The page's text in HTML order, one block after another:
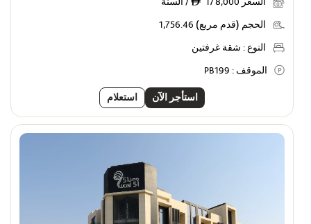
الحجم (قدم مربع) 1,756.46
النوع : شقة غرفتين
الموقف : PB199
استأجر الآن استعلام